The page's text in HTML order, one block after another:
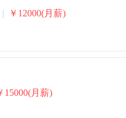
| ￥12000(月薪)
15000(月薪)